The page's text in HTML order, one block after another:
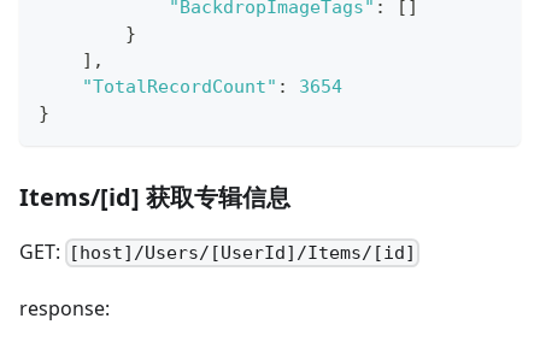
"BackdropImageTags" : [ ]
}
] ,
"TotalRecordCount" :
3654
}
Items/[id] 获取专辑信息
GET: [host]/Users/[UserId]/Items/[id]
response: